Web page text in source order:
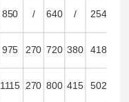
850 / 640 / 254
975 270 720 380 418
1115 270 800 415 502